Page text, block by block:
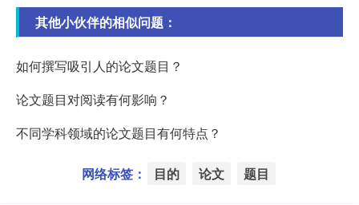
其他小伙伴的相似问题：
如何撰写吸引人的论文题目？
论文题目对阅读有何影响？
不同学科领域的论文题目有何特点？
网络标签： 目的 论文 题目